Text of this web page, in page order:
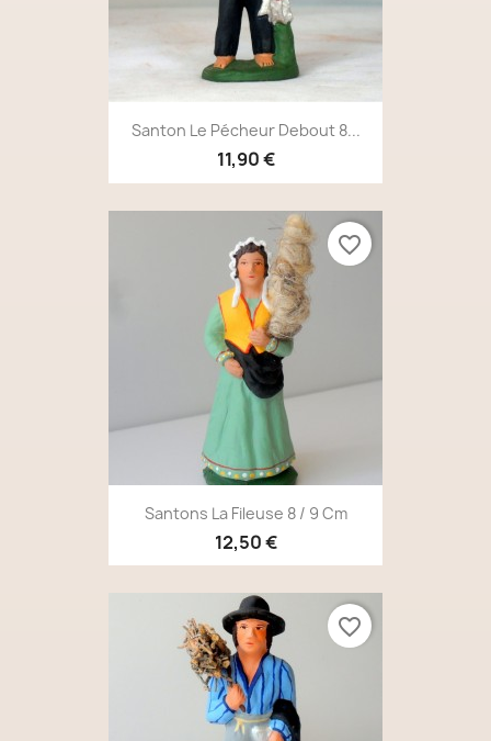
Santon Le Pécheur Debout 8...
11,90 €
Santons La Fileuse 8 / 9 Cm
12,50 €
favorite_border
favorite_border